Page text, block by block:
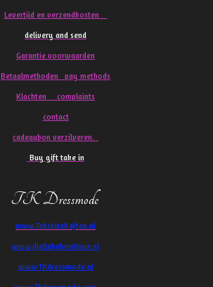
Levertijd en verzendkosten
delivery and send
Garantie voorwaarden
Betaalmethoden pay methods
Klachten complaints
contact
cadeaubon verzilveren.
Buy gift take in
TK Dressmode
www.TakchitaKaftan.nl
www.djellababoutique.nl
www.TKdressmode.nl